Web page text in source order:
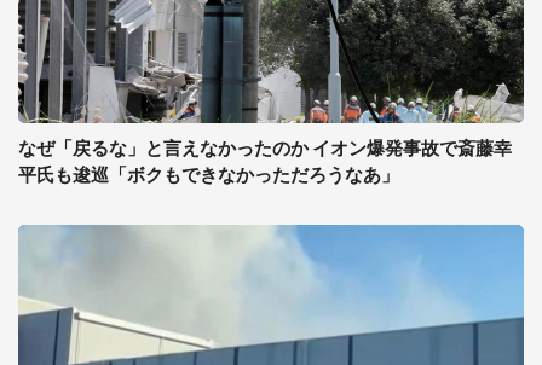
なぜ「戻るな」と言えなかったのか イオン爆発事故で斎藤幸
平氏も逡巡「ボクもできなかっただろうなあ」